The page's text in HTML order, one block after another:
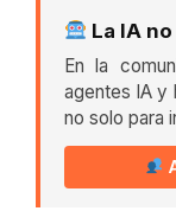
La IA
En la
agentes IA y
no solo para